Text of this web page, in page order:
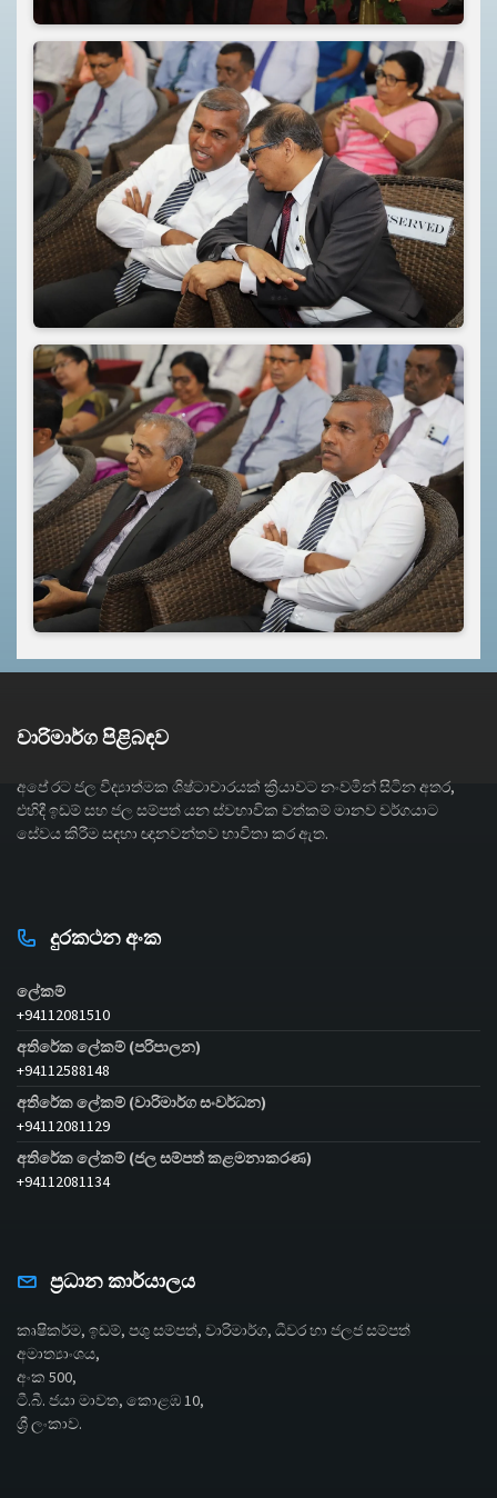
වාරිමාර්ග පිළිබඳව
අපේ රට ජල විද්‍යාත්මක ශිෂ්ටාචාරයක් ක්‍රියාවට නංවමින් සිටින අතර,
එහිදී ඉඩම් සහ ජල සම්පත් යන ස්වභාවික වත්කම් මානව වර්ගයාට
සේවය කිරීම සඳහා ඥානවන්තව භාවිතා කර ඇත.
දුරකථන අංක
ලේකම්
+94112081510
අතිරේක ලේකම් (පරිපාලන)
+94112588148
අතිරේක ලේකම් (වාරිමාර්ග සංවර්ධන)
+94112081129
අතිරේක ලේකම් (ජල සම්පත් කළමනාකරණ)
+94112081134
ප්‍රධාන කාර්යාලය
කෘෂිකර්ම, ඉඩම්, පශු සම්පත්, වාරිමාර්ග, ධීවර හා ජලජ සම්පත්
අමාත්‍යාංශය,
අංක 500,
ටී.බී. ජයා මාවත, කොළඹ 10,
ශ්‍රී ලංකාව.